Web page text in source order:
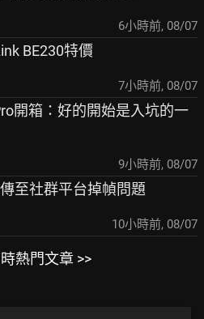
6小時前, 08/07
BE230特價
7小時前, 08/07
開箱：好的開始是入坑的一
9小時前, 08/07
至社群平台掉幀問題
10小時前, 08/07
熱門文章 >>